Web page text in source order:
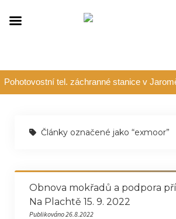
Pohotovostní tel. záchranné stanice v
Články označené jako “exmoor”
Obnova mokřadů a podpora
Na Plachtě 15. 9. 2022
Publikováno 26.8.2022